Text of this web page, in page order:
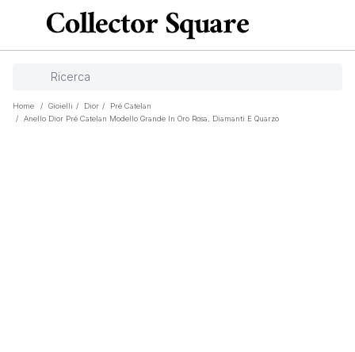
Home / Gioielli / Dior /
Pré Catelan
/
Anello Dior Pré Catelan Modello Grande In Oro Rosa, Diamanti E Quarzo